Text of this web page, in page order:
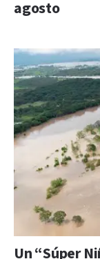
agosto
Un “Súper